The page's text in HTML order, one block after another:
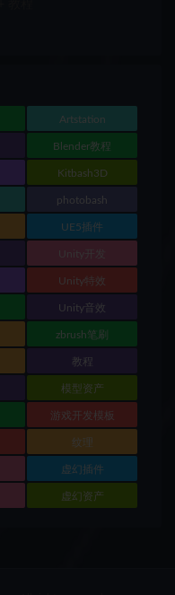
Artstation
Blender教程
Kitbash3D
photobash
UE5插件
Unity开发
Unity特效
Unity音效
zbrush笔刷
教程
模型资产
游戏开发模板
纹理
虚幻插件
虚幻资产